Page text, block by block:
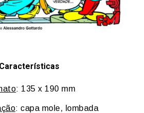
Características
: 135 x 190 mm
: capa mole, lombada